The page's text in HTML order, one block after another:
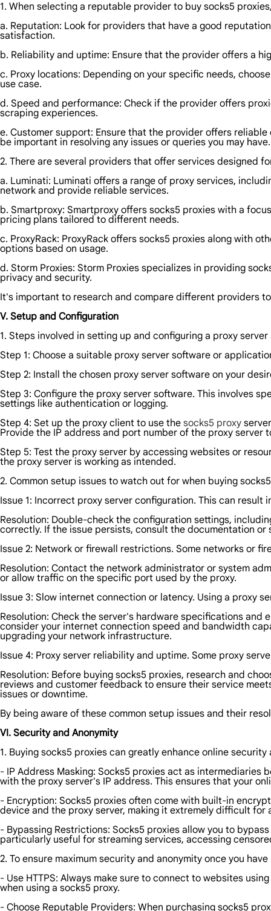
1. When selecting a reputable provider to buy socks5
a. Reputation: Look for providers that have a good
satisfaction.
b. Reliability and uptime: Ensure that the provider offers a
c. Proxy locations: Depending on your specific needs,
use case.
d. Speed and performance: Check if the provider offers
scraping experiences.
e. Customer support: Ensure that the provider offers
be important in resolving any issues or queries you may have.
2. There are several providers that offer services designed
a. Luminati: Luminati offers a range of proxy services,
network and provide reliable services.
b. Smartproxy: Smartproxy offers socks5 proxies with a
pricing plans tailored to different needs.
c. ProxyRack: ProxyRack offers socks5 proxies along with
options based on usage.
d. Storm Proxies: Storm Proxies specializes in providing
privacy and security.
It's important to research and compare different providers
V. Setup and Configuration
1. Steps involved in setting up and configuring a proxy
Step 1: Choose a suitable proxy server software or
Step 2: Install the chosen proxy server software on your
Step 3: Configure the proxy server software. This involves
settings like authentication or logging.
Step 4: Set up the proxy client to use the socks5 proxy
Provide the IP address and port number of the proxy
Step 5: Test the proxy server by accessing websites or
the proxy server is working as intended.
2. Common setup issues to watch out for when buying
Issue 1: Incorrect proxy server configuration. This can
Resolution: Double-check the configuration settings,
correctly. If the issue persists, consult the documentation
Issue 2: Network or firewall restrictions. Some networks or
Resolution: Contact the network administrator or system
or allow traffic on the specific port used by the proxy.
Issue 3: Slow internet connection or latency. Using a proxy
Resolution: Check the server's hardware specifications
consider your internet connection speed and bandwidth
upgrading your network infrastructure.
Issue 4: Proxy server reliability and uptime. Some proxy
Resolution: Before buying socks5 proxies, research and
reviews and customer feedback to ensure their service
issues or downtime.
By being aware of these common setup issues and their
VI. Security and Anonymity
1. Buying socks5 proxies can greatly enhance online security
- IP Address Masking: Socks5 proxies act as intermediaries
with the proxy server's IP address. This ensures that your
- Encryption: Socks5 proxies often come with built-in
device and the proxy server, making it extremely difficult
- Bypassing Restrictions: Socks5 proxies allow you to
particularly useful for streaming services, accessing
2. To ensure maximum security and anonymity once you
- Use HTTPS: Always make sure to connect to websites
when using a socks5 proxy.
- Choose Reputable Providers: When purchasing socks5